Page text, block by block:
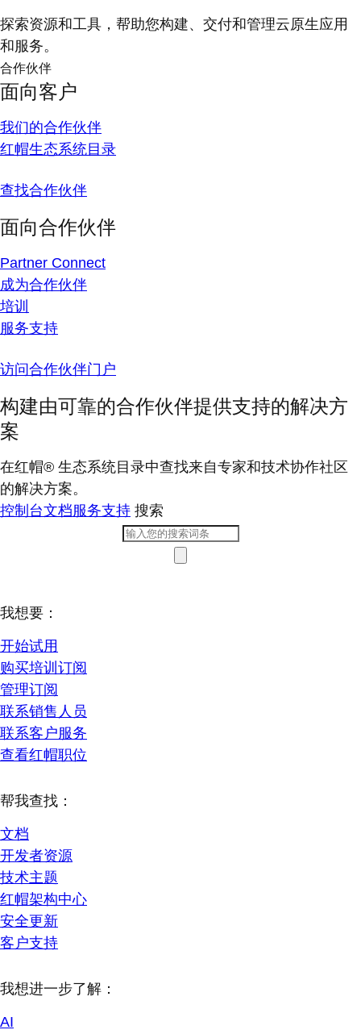
探索资源和工具，帮助您构建、交付和管理云原生应用
和服务。
合作伙伴
面向客户
我们的合作伙伴
红帽生态系统目录
查找合作伙伴
面向合作伙伴
Partner Connect
成为合作伙伴
培训
服务支持
访问合作伙伴门户
构建由可靠的合作伙伴提供支持的解决方
案
在红帽® 生态系统目录中查找来自专家和技术协作社区
的解决方案。
控制台文档服务支持 搜索
我想要：
开始试用
购买培训订阅
管理订阅
联系销售人员
联系客户服务
查看红帽职位
帮我查找：
文档
开发者资源
技术主题
红帽架构中心
安全更新
客户支持
我想进一步了解：
AI